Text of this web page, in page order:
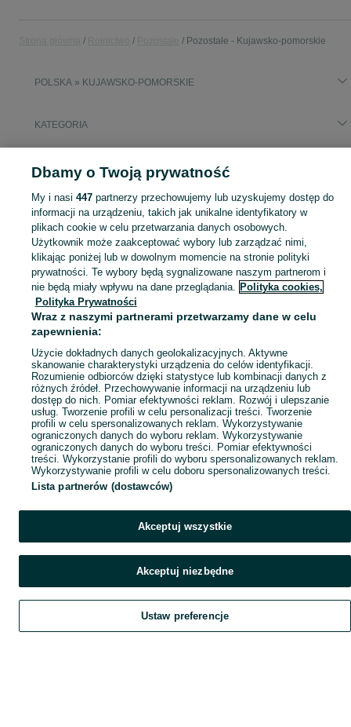
Pozostałe - Kujawsko-pomorskie
POLSKA » KUJAWSKO-POMORSKIE
KATEGORIA
silowniki paleta 120x80 beczka 200l
Sprzedaż pozostałych artykułów rolniczych Kujawsko-pomorskie ▶️ sprzęt, materiały i inne ✅ Nowe i używane w atrakcyjnych cenach ✌ Znajdź oferty na OLX.pl!
Mapa kategorii
Mapa miejscowości
Mapa ministron
Popularne wyszukiwania
Szukaj Obserwujesz Dodaj Czat Konto
Dbamy o Twoją prywatność
My i nasi 447partnerzy przechowujemy lub uzyskujemy dostęp do
informacji na urządzeniu, takich jak unikalne identyfikatory w
plikach cookie w celu przetwarzania danych osobowych.
Użytkownik może zaakceptować wybory lub zarządzać nimi,
klikając poniżej lub w dowolnym momencie na stronie polityki
prywatności. Te wybory będą sygnalizowane naszym partnerom i
nie będą miały wpływu na dane przeglądania. Polityka cookies,
Polityka Prywatności
Wraz z naszymi partnerami przetwarzamy dane w celu
zapewnienia:
Użycie dokładnych danych geolokalizacyjnych. Aktywne
skanowanie charakterystyki urządzenia do celów identyfikacji.
Rozumienie odbiorców dzięki statystyce lub kombinacji danych z
różnych źródeł. Przechowywanie informacji na urządzeniu lub
dostęp do nich. Pomiar efektywności reklam. Rozwój i ulepszanie
usług. Tworzenie profili w celu personalizacji treści. Tworzenie
profili w celu spersonalizowanych reklam. Wykorzystywanie
ograniczonych danych do wyboru reklam. Wykorzystywanie
ograniczonych danych do wyboru treści. Pomiar efektywności
treści. Wykorzystanie profili do wyboru spersonalizowanych reklam.
Wykorzystywanie profili w celu doboru spersonalizowanych treści.
Lista partnerów (dostawców)
Akceptuj wszystkie
Akceptuj niezbędne
Ustaw preferencje